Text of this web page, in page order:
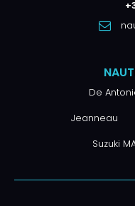
De
Jeanneau
Suzuki